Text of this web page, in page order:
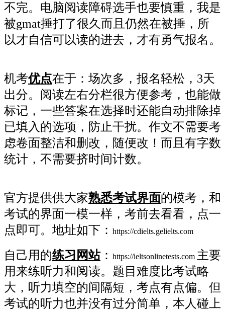
不完。电脑阅读障碍选手也要慎重，我是
被gmat捶打了很久而且仍然在被捶，所
以才自信可以读的进去，才有勇气报名。
机考优点在于：场次多，报名轻松，3天
出分。阅读左右分栏很方便参考，也能做
标记，一些答案在选择时还能自动排除掉
已填入的选项，防止干扰。作文不需要考
虑卷面整洁和删改，随便改！而且有字数
统计，不需要挤时间计数。
官方提供供大家熟悉考试界面的模考，和
考试的界面一模一样，考前去看看，点一
点即可。地址如下： https://cdielts.gelielts.com
自己用的练习网站： https://ieltsonlinetests.com 主要
用来练听力和阅读。题目难度比考试略
大，听力填空的间隔短，考点有点偏。但
考试的听力也并没有过分简单，本人碰上